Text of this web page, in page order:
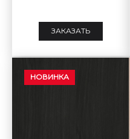
ЗАКАЗАТЬ
НОВИНКА